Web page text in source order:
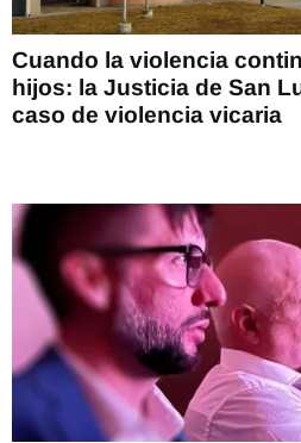
Cuando la violencia
hijos: la Justicia de San
caso de violencia vicaria